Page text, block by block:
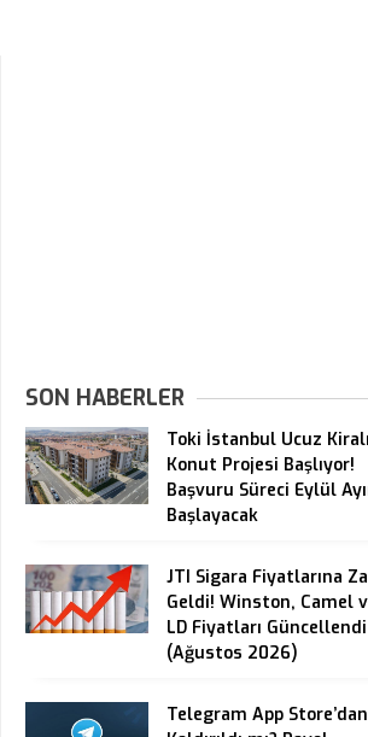
SON HABERLER
Toki İstanbul Ucuz
Konut Projesi Başlıyor!
Başvuru Süreci Eylül
Başlayacak
JTI Sigara Fiyatlarına
Geldi! Winston, Camel
LD Fiyatları Güncellendi
(Ağustos 2026)
Telegram App Store’dan